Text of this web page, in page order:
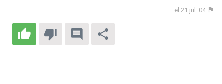
el 21 jul. 04